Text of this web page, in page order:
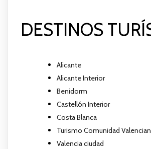
DESTINOS
Alicante
Alicante Interior
Benidorm
Castellón Interior
Costa Blanca
Turismo Comunidad
Valencia ciudad